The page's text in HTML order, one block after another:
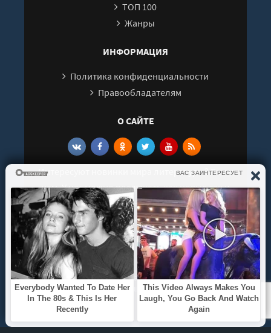
ТОП 100
Жанры
ИНФОРМАЦИЯ
Политика конфиденциальности
Правообладателям
О САЙТЕ
Интересуют новинки мира литературы? Вам к
нам. У нас можно послушать как новые так и
старые аудиокниги. Выбрать и поделиться с
друзьями лучшими аудиокнигами!
© 2021 - 2026 kniga-audio.net. Все права
защищены.